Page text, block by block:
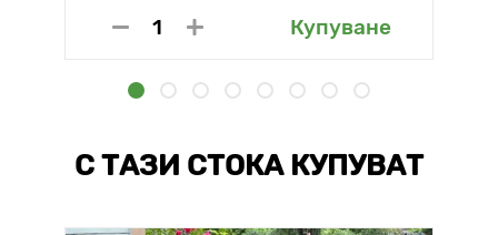
Купуване
С ТАЗИ СТОКА КУПУВАТ